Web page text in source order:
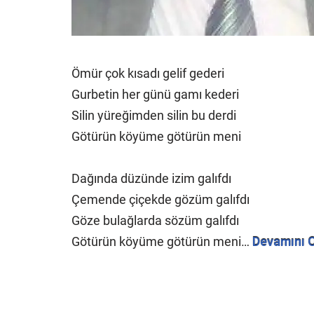
Ömür çok kısadı gelif gederi
Gurbetin her günü gamı kederi
Silin yüreğimden silin bu derdi
Götürün köyüme götürün meni
Dağında düzünde izim galıfdı
Çemende çiçekde gözüm galıfdı
Göze bulağlarda sözüm galıfdı
Götürün köyüme götürün meni… Devamını